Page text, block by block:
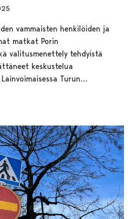
vammaisten henkilöiden ja
matkat Porin
valitusmenettely tehdyistä
keskustelua
Turun…